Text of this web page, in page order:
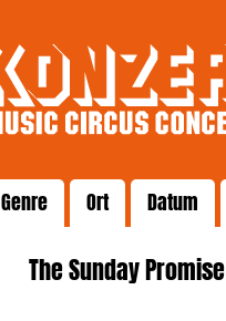
Genre Ort Datum
The Sunday Promise